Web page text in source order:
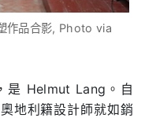
作品合影, Photo via
是 Helmut Lang。自
地利籍設計師就如銷